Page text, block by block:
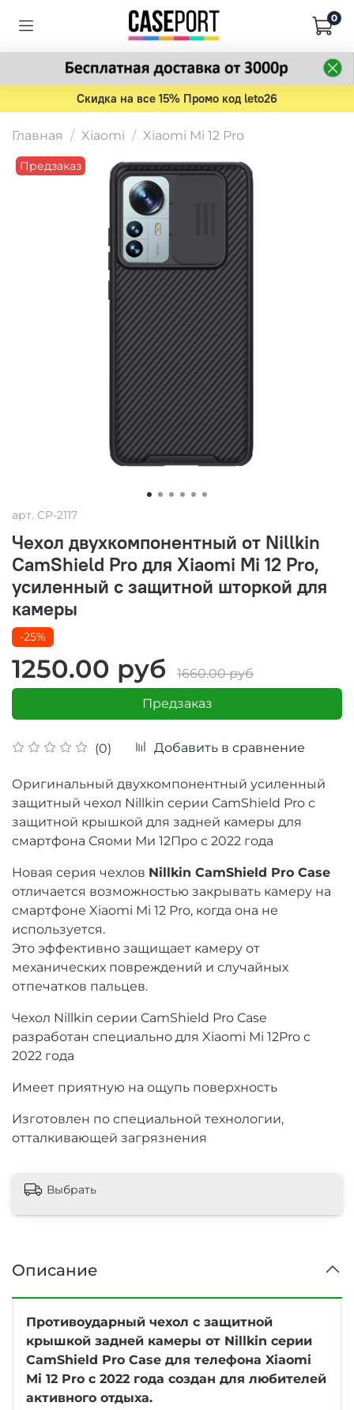
0
Скидка на все 15% Промо код leto26
Главная Xiaomi Xiaomi Mi 12 Pro
Предзаказ
арт. CP-2117
Чехол двухкомпонентный от Nillkin
CamShield Pro для Xiaomi Mi 12 Pro,
усиленный с защитной шторкой для
камеры
(0) Добавить в сравнение
-25%
1250.00 руб
1660.00 руб
Предзаказ
Оригинальный двухкомпонентный усиленный
защитный чехол Nillkin серии CamShield Pro с
защитной крышкой для задней камеры для
смартфона Сяоми Ми 12Про с 2022 года
Новая серия чехлов Nillkin CamShield Pro Case
отличается возможностью закрывать камеру на
смартфоне Xiaomi Mi 12 Pro, когда она не
используется.
Это эффективно защищает камеру от
механических повреждений и случайных
отпечатков пальцев.
Чехол Nillkin серии CamShield Pro Case
разработан специально для Xiaomi Mi 12Pro с
2022 года
Имеет приятную на ощупь поверхность
Изготовлен по специальной технологии,
отталкивающей загрязнения
Выбрать
Описание
Противоударный чехол с защитной
крышкой задней камеры от Nillkin серии
CamShield Pro Case для телефона Xiaomi
Mi 12 Pro с 2022 года создан для любителей
активного отдыха.